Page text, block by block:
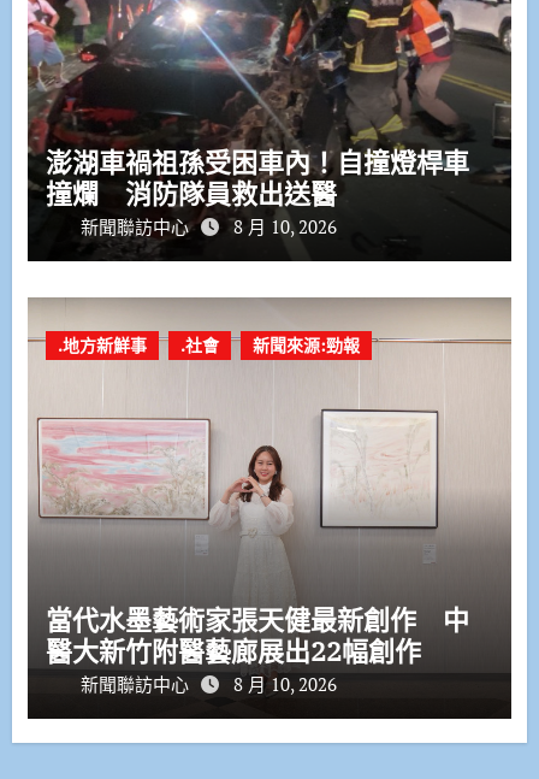
澎湖車禍祖孫受困車內！自撞燈桿車
撞爛 消防隊員救出送醫
新聞聯訪中心 8 月 10, 2026
.地方新鮮事 .社會 新聞來源:勁報
當代水墨藝術家張天健最新創作 中
醫大新竹附醫藝廊展出22幅創作
新聞聯訪中心 8 月 10, 2026